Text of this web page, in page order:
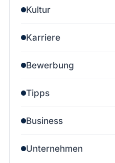
Kultur
Karriere
Bewerbung
Tipps
Business
Unternehmen